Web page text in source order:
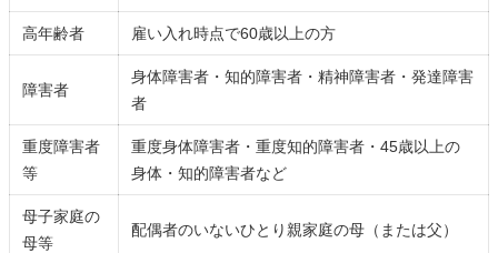
高年齢者 雇い入れ時点で60歳以上の方
障害者
身体障害者・知的障害者・精神障害者・発達障害
者
重度障害者
等
重度身体障害者・重度知的障害者・45歳以上の
身体・知的障害者など
母子家庭の
母等
配偶者のいないひとり親家庭の母（または父）